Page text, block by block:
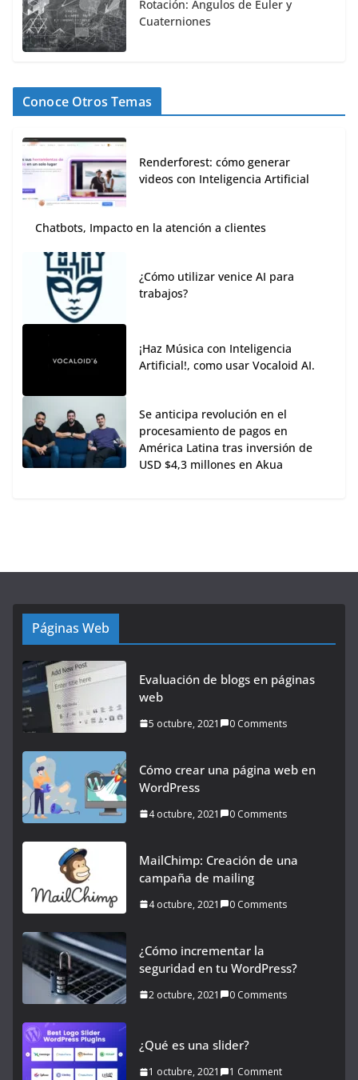
Rotación: Ángulos de Euler y
Cuaterniones
Conoce Otros Temas
Renderforest: cómo generar
videos con Inteligencia Artificial
Chatbots, Impacto en la atención a clientes
¿Cómo utilizar venice AI para
trabajos?
¡Haz Música con Inteligencia
Artificial!, como usar Vocaloid AI.
Se anticipa revolución en el
procesamiento de pagos en
América Latina tras inversión de
USD $4,3 millones en Akua
Páginas Web
Evaluación de blogs en páginas
web
5 octubre, 2021 0 Comments
Cómo crear una página web en
WordPress
4 octubre, 2021 0 Comments
MailChimp: Creación de una
campaña de mailing
4 octubre, 2021 0 Comments
¿Cómo incrementar la
seguridad en tu WordPress?
2 octubre, 2021 0 Comments
¿Qué es una slider?
1 octubre, 2021 1 Comment